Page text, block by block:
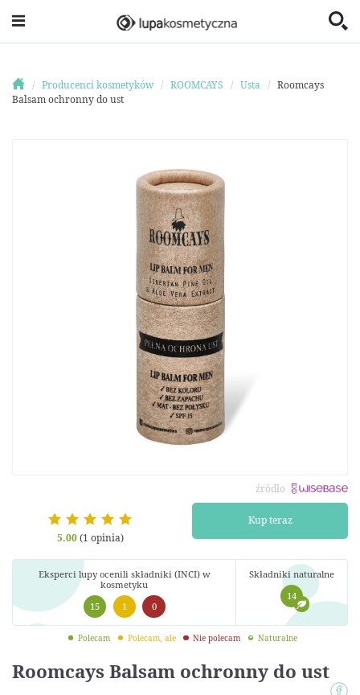
Producenci kosmetyków ROOMCAYS Usta
Roomcays
Balsam ochronny do ust
Roomcays Balsam ochronny do ust
źródło
5.00(1 opinia)
Kup teraz
Eksperci lupy ocenili składniki (INCI) w
kosmetyku
15
1 0
Składniki naturalne
14
Polecam Polecam, ale Nie polecam Naturalne